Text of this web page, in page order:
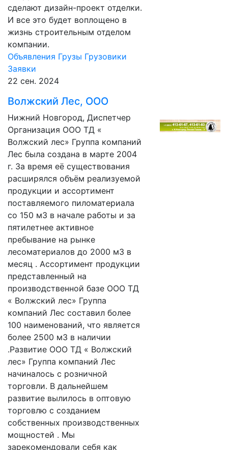
сделают дизайн-проект отделки.
И все это будет воплощено в
жизнь строительным отделом
компании.
Объявления Грузы Грузовики
Заявки
22 сен. 2024
Волжский Лес, ООО
Нижний Новгород, Диспетчер
Организация ООО ТД «
Волжский лес» Группа компаний
Лес была создана в марте 2004
г. За время её существования
расширялся объём реализуемой
продукции и ассортимент
поставляемого пиломатериала
со 150 м3 в начале работы и за
пятилетнее активное
пребывание на рынке
лесоматериалов до 2000 м3 в
месяц . Ассортимент продукции
представленный на
производственной базе ООО ТД
« Волжский лес» Группа
компаний Лес составил более
100 наименований, что является
более 2500 м3 в наличии
.Развитие ООО ТД « Волжский
лес» Группа компаний Лес
начиналось с розничной
торговли. В дальнейшем
развитие вылилось в оптовую
торговлю с созданием
собственных производственных
мощностей . Мы
зарекомендовали себя как